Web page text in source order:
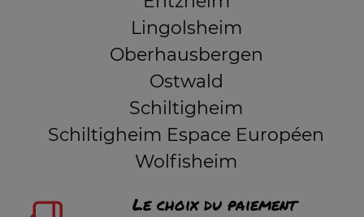
Lingolsheim
Oberhausbergen
Ostwald
Schiltigheim
Schiltigheim Espace Européen
Wolfisheim
Le choix du paiement